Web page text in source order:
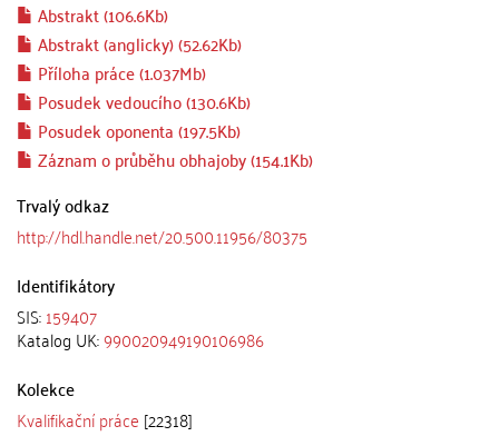
Abstrakt (106.6Kb)
Abstrakt (anglicky) (52.62Kb)
Příloha práce (1.037Mb)
Posudek vedoucího (130.6Kb)
Posudek oponenta (197.5Kb)
Záznam o průběhu obhajoby (154.1Kb)
Trvalý odkaz
http://hdl.handle.net/20.500.11956/80375
Identifikátory
SIS:159407
Katalog UK:990020949190106986
Kolekce
Kvalifikační práce [22318]